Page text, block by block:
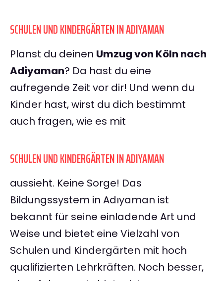
SCHULEN UND KINDERGÄRTEN IN ADIYAMAN
Planst du deinen Umzug von Köln nach
Adiyaman? Da hast du eine
aufregende Zeit vor dir! Und wenn du
Kinder hast, wirst du dich bestimmt
auch fragen, wie es mit
SCHULEN UND KINDERGÄRTEN IN ADIYAMAN
aussieht. Keine Sorge! Das
Bildungssystem in Adıyaman ist
bekannt für seine einladende Art und
Weise und bietet eine Vielzahl von
Schulen und Kindergärten mit hoch
qualifizierten Lehrkräften. Noch besser,